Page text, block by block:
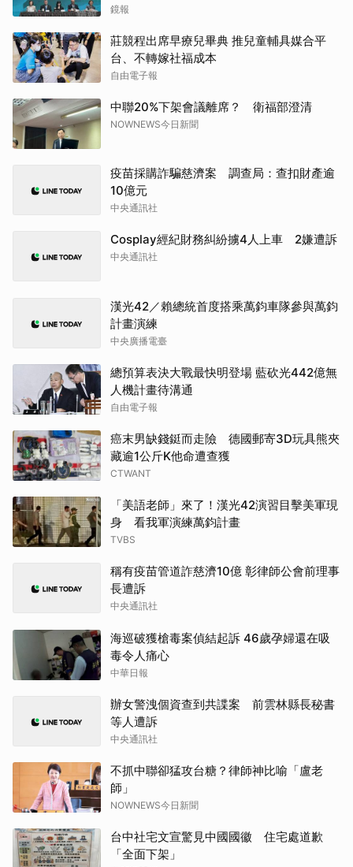
鏡報
莊競程出席早療兒畢典 推兒童輔具媒合平
台、不轉嫁社福成本
自由電子報
中聯20%下架會議離席？ 衛福部澄清
NOWNEWS今日新聞
疫苗採購詐騙慈濟案 調查局：查扣財產逾
10億元
中央通訊社
Cosplay經紀財務糾紛擄4人上車 2嫌遭訴
中央通訊社
漢光42／賴總統首度搭乘萬鈞車隊參與萬鈞
計畫演練
中央廣播電臺
總預算表決大戰最快明登場 藍砍光442億無
人機計畫待溝通
自由電子報
癌末男缺錢鋌而走險 德國郵寄3D玩具熊夾
藏逾1公斤K他命遭查獲
CTWANT
「美語老師」來了！漢光42演習目擊美軍現
身 看我軍演練萬鈞計畫
TVBS
稱有疫苗管道詐慈濟10億 彰律師公會前理事
長遭訴
中央通訊社
海巡破獲槍毒案偵結起訴 46歲孕婦還在吸
毒令人痛心
中華日報
辦女警洩個資查到共諜案 前雲林縣長秘書
等人遭訴
中央通訊社
不抓中聯卻猛攻台糖？律師神比喻「盧老
師」
NOWNEWS今日新聞
台中社宅文宣驚見中國國徽 住宅處道歉
「全面下架」